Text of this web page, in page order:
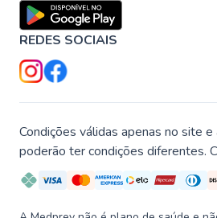
REDES SOCIAIS
Condições válidas apenas no site
poderão ter condições diferentes.